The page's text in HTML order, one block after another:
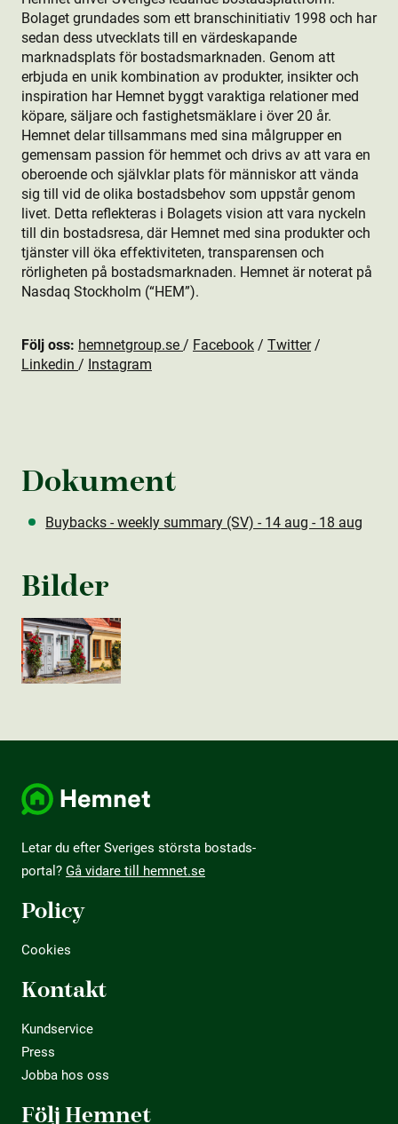
Bolaget grundades som ett branschinitiativ 1998 och har
sedan dess utvecklats till en värdeskapande
marknadsplats för bostads­marknaden. Genom att
erbjuda en unik kombination av produkt­er, insikter och
inspiration har Hemnet byggt varaktiga relationer med
köpare, säljare och fastighetsmäklare i över 20 år.
Hemnet delar tillsammans med sina målgrupper en
gemensam passion för hemmet och drivs av att vara en
oberoende och självklar plats för människor att vända
sig till vid de olika bostads­behov som uppstår genom
livet. Detta reflekteras i Bolagets vision att vara nyckeln
till din bostads­resa, där Hemnet med sina produkt­er och
tjänster vill öka effektiviteten, transparensen och
rörligheten på bostads­marknaden. Hemnet är noterat på
Nasdaq Stockholm (“HEM”).
Följ oss: hemnetgroup.se / Facebook / Twitter/
Linkedin / Instagram
Dokument
Buybacks - weekly summary (SV) - 14 aug - 18 aug
Bilder
Letar du efter Sveriges största bostads­
portal? Gå vidare till hemnet.se
Policy
Cookies
Kontakt
Kundservice
Press
Jobba hos oss
Följ Hemnet